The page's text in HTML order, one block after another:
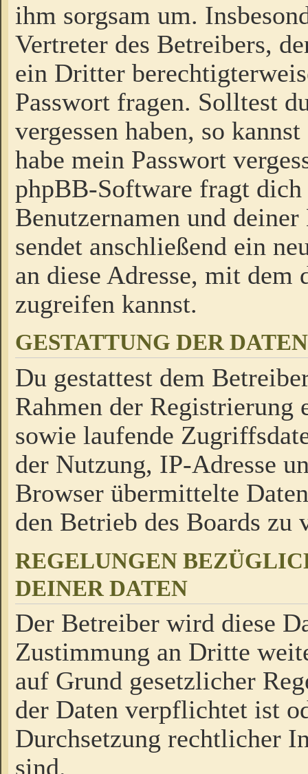
ihm sorgsam um.
Vertreter des Betreibers,
ein Dritter
Passwort fragen. Solltest
vergessen haben, so
habe mein Passwort
phpBB-Software fragt dich
Benutzernamen und
sendet anschließend ein
an diese Adresse, mit dem
zugreifen kannst.
GESTATTUNG DER
Du gestattest dem
Rahmen der Registrierung
sowie laufende
der Nutzung, IP-Adresse
Browser übermittelte
den Betrieb des Boards zu
REGELUNGEN
DEINER DATEN
Der Betreiber wird diese
Zustimmung an Dritte
auf Grund gesetzlicher
der Daten verpflichtet ist
Durchsetzung rechtlicher
sind.